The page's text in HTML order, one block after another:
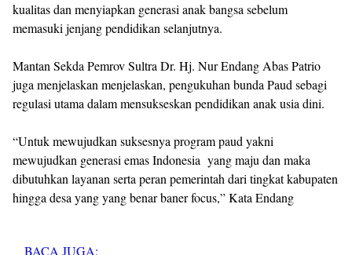
kualitas dan menyiapkan generasi anak bangsa sebelum
memasuki jenjang pendidikan selanjutnya.
Mantan Sekda Pemrov Sultra Dr. Hj. Nur Endang Abas Patrio
juga menjelaskan menjelaskan, pengukuhan bunda Paud sebagi
regulasi utama dalam mensukseskan pendidikan anak usia dini.
“Untuk mewujudkan suksesnya program paud yakni
mewujudkan generasi emas Indonesia yang maju dan maka
dibutuhkan layanan serta peran pemerintah dari tingkat kabupaten
hingga desa yang yang benar baner focus,” Kata Endang
BACA JUGA: